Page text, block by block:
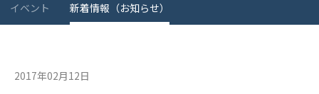
イベント 新着情報（お知らせ）
2017年02月12日